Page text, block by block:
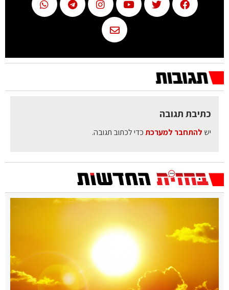
כתיבת תגובה
יש להתחבר למערכתכדי לכתוב תגובה.